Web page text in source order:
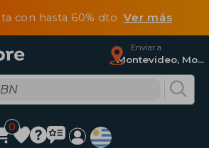
con hasta 60% dtoVer más
Enviar a
Montevideo, Montevideo
0